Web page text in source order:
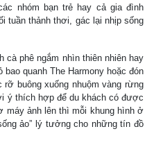
nhóm bạn trẻ hay cả gia đình
tuần thảnh thơi, gác lại nhịp sống
cà phê ngắm nhìn thiên nhiên hay
quanh The Harmony hoặc đón
buông xuống nhuộm vàng rừng
ý thích hợp để du khách có được
máy ảnh lên thì mỗi khung hình ở
ảo” lý tưởng cho những tín đồ